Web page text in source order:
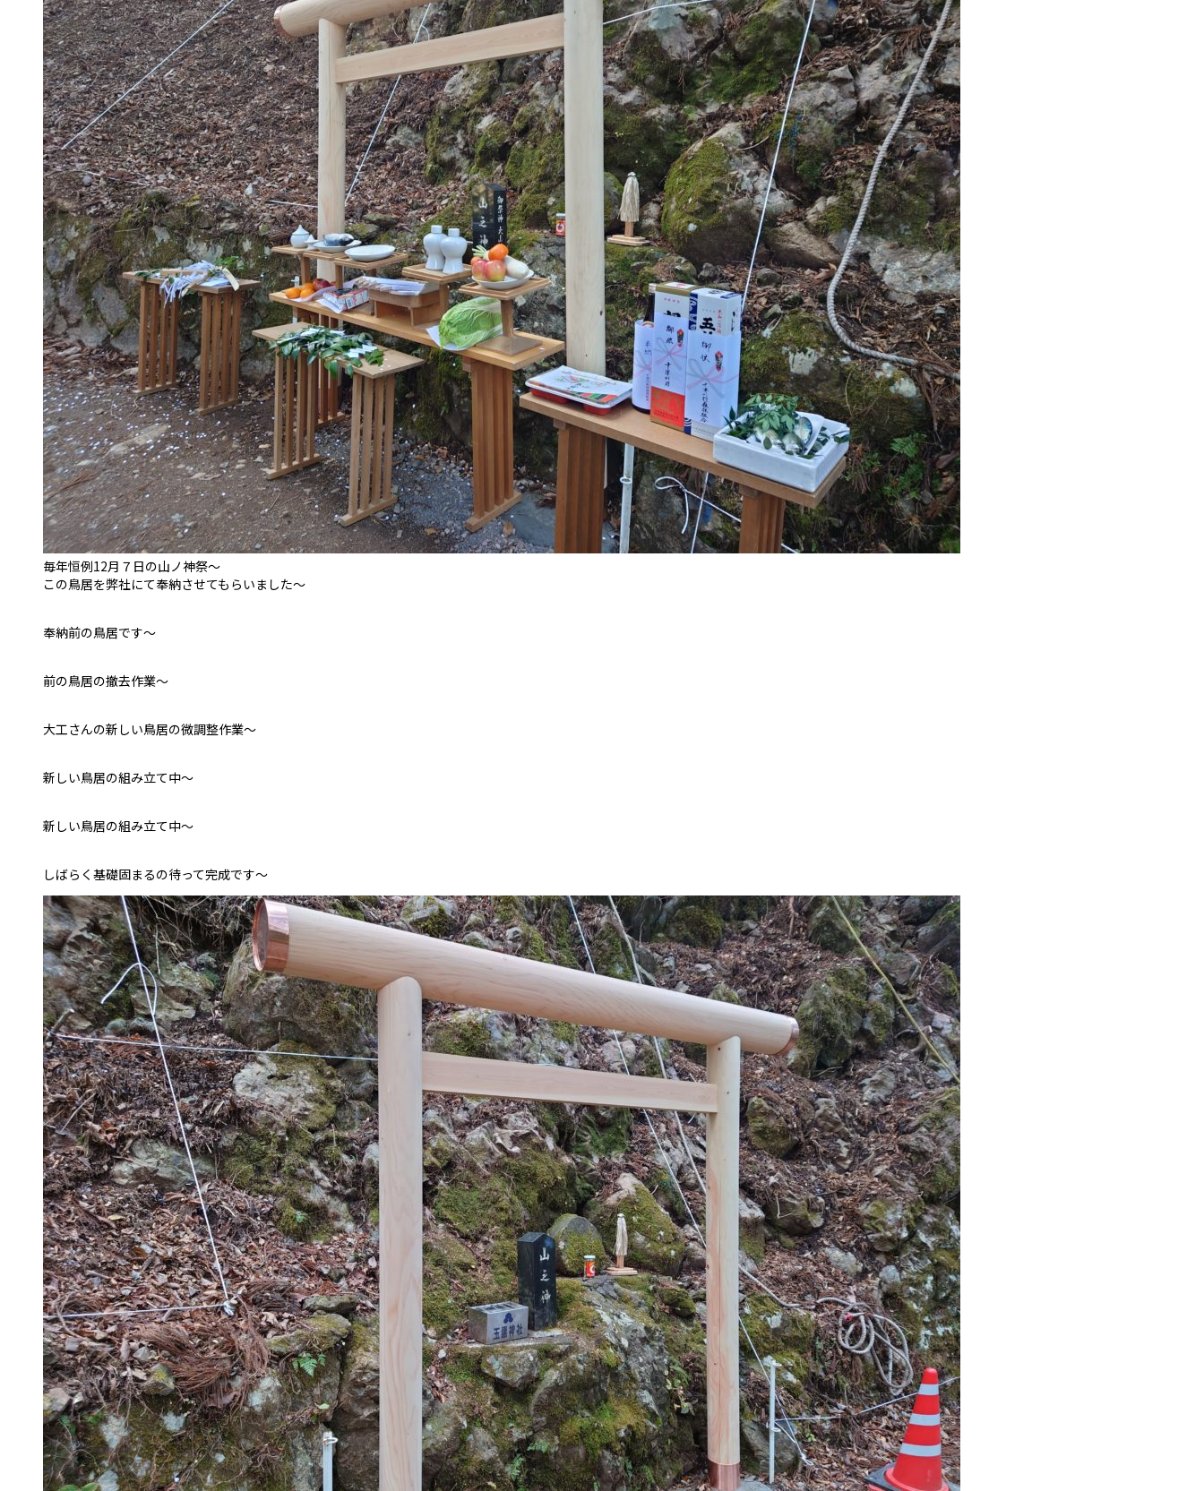
毎年恒例12月７日の山ノ神祭〜
この鳥居を弊社にて奉納させてもらいました〜
奉納前の鳥居です〜
前の鳥居の撤去作業〜
大工さんの新しい鳥居の微調整作業〜
新しい鳥居の組み立て中〜
新しい鳥居の組み立て中〜
しばらく基礎固まるの待って完成です～